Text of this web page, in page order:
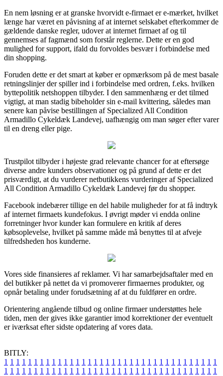
En nem løsning er at granske hvorvidt e-firmaet er e-mærket, hvilket
længe har været en påvisning af at internet selskabet efterkommer de
gældende danske regler, udover at internet firmaet af og til
gennemses af fagmænd som forstår reglerne. Dette er en god
mulighed for support, ifald du forvoldes besvær i forbindelse med
din shopping.
Foruden dette er det smart at køber er opmærksom på de mest basale
retningslinjer der spiller ind i forbindelse med ordren, f.eks. hvilken
byttepolitik netshoppen tilbyder. I den sammenhæng er det tilmed
vigtigt, at man stadig bibeholder sin e-mail kvittering, således man
senere kan påvise bestillingen af Specialized All Condition
Armadillo Cykeldæk Landevej, uafhængig om man søger efter varer
til en dreng eller pige.
Trustpilot tilbyder i højeste grad relevante chancer for at eftersøge
diverse andre kunders observationer og på grund af dette er det
prisværdigt, at du vurderer netbutikkens vurderinger af Specialized
All Condition Armadillo Cykeldæk Landevej før du shopper.
Facebook indebærer tillige en del habile muligheder for at få indtryk
af internet firmaets kundefokus. I øvrigt møder vi endda online
forretninger hvor kunder kan formulere en kritik af deres
købsoplevelse, hvilket på samme måde må benyttes til at afveje
tilfredsheden hos kunderne.
Vores side finansieres af reklamer. Vi har samarbejdsaftaler med en
del butikker på nettet da vi promoverer firmaernes produkter, og
opnår betaling under forudsætning af at du fuldfører en ordre.
Orientering angående tilbud og online firmaer understøttes hele
tiden, men der gives ikke garantier imod korrektioner der eventuelt
er iværksat efter sidste opdatering af vores data.
BITLY:
1 1 1 1 1 1 1 1 1 1 1 1 1 1 1 1 1 1 1 1 1 1 1 1 1 1 1 1 1 1 1 1 1 1 1 1
1 1 1 1 1 1 1 1 1 1 1 1 1 1 1 1 1 1 1 1 1 1 1 1 1 1 1 1 1 1 1 1 1 1 1 1